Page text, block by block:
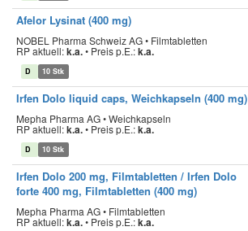
Afelor Lysinat (400 mg)
NOBEL Pharma Schweiz AG • Filmtabletten
RP aktuell:k.a.• Preis p.E.:k.a.
D 10 Stk
Irfen Dolo liquid caps, Weichkapseln (400 mg)
Mepha Pharma AG • Weichkapseln
RP aktuell:k.a.• Preis p.E.:k.a.
D 10 Stk
Irfen Dolo 200 mg, Filmtabletten / Irfen Dolo
forte 400 mg, Filmtabletten (400 mg)
Mepha Pharma AG • Filmtabletten
RP aktuell:k.a.• Preis p.E.:k.a.